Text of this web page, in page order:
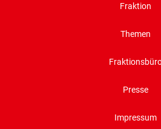
Fraktion
Themen
Presse
Impressum